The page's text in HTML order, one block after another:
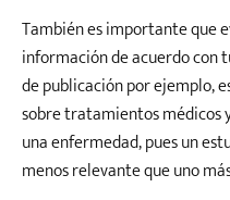
También es importante que
información de acuerdo con
de publicación por ejemplo,
sobre tratamientos médicos
una enfermedad, pues un
menos relevante que uno